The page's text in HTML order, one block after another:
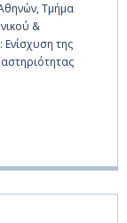
Τμήμα
&
της